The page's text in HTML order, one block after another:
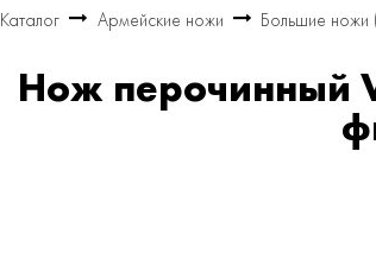
Каталог Армейские ножи Большие ножи
Нож перочинный